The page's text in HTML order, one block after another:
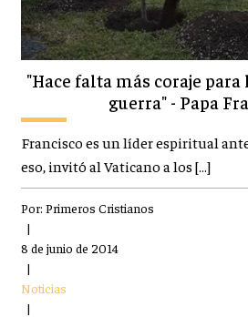
"Hace falta más coraje para
guerra" - Papa
Francisco es un líder espiritual
eso, invitó al Vaticano a los […]
Por: Primeros Cristianos
|
8 de junio de 2014
|
Noticias
|